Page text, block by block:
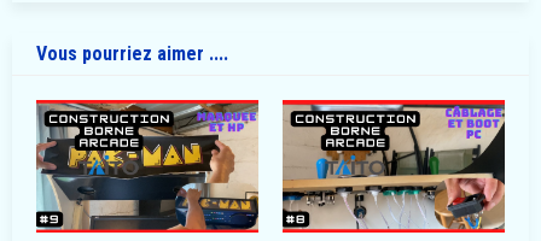
Vous pourriez aimer ....